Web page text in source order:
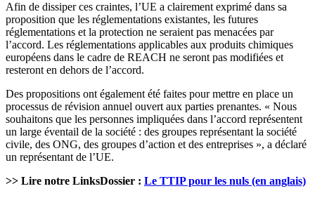
Afin de dissiper ces craintes, l’UE a clairement exprimé dans sa
proposition que les réglementations existantes, les futures
réglementations et la protection ne seraient pas menacées par
l’accord. Les réglementations applicables aux produits chimiques
européens dans le cadre de REACH ne seront pas modifiées et
resteront en dehors de l’accord.
Des propositions ont également été faites pour mettre en place un
processus de révision annuel ouvert aux parties prenantes. « Nous
souhaitons que les personnes impliquées dans l’accord représentent
un large éventail de la société : des groupes représentant la société
civile, des ONG, des groupes d’action et des entreprises », a déclaré
un représentant de l’UE.
>> Lire notre LinksDossier : Le TTIP pour les nuls (en anglais)